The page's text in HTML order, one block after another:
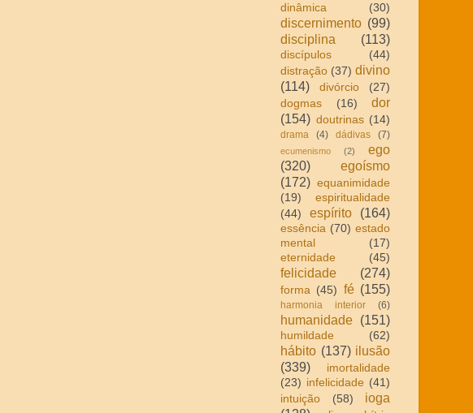
dinâmica
(30)
discernimento (99)
disciplina
(113)
discípulos
(44)
distração (37) divino
(114)
divórcio
(27)
dogmas
(16)
dor
(154) doutrinas (14)
drama (4) dádivas (7)
ecumenismo (2)
ego
(320)
egoísmo
(172) equanimidade
(19)
espiritualidade
(44)
espírito (164)
essência (70) estado
mental
(17)
eternidade
(45)
felicidade (274)
forma (45) fé (155)
harmonia interior (6)
humanidade (151)
humildade (62)
hábito (137) ilusão
(339)
imortalidade
(23) infelicidade (41)
intuição
(58)
ioga